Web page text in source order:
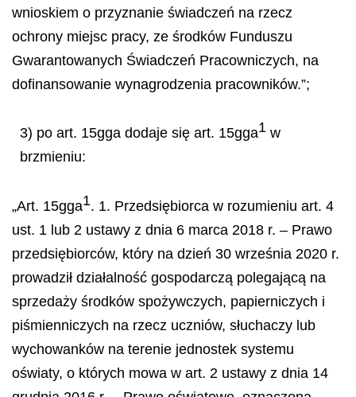
wnioskiem o przyznanie świadczeń na rzecz
ochrony miejsc pracy, ze środków Funduszu
Gwarantowanych Świadczeń Pracowniczych, na
dofinansowanie wynagrodzenia pracowników.”;
3) po art. 15gga dodaje się art. 15gga1 w
brzmieniu:
„Art. 15gga1. 1. Przedsiębiorca w rozumieniu art. 4
ust. 1 lub 2 ustawy z dnia 6 marca 2018 r. – Prawo
przedsiębiorców, który na dzień 30 września 2020 r.
prowadził działalność gospodarczą polegającą na
sprzedaży środków spożywczych, papierniczych i
piśmienniczych na rzecz uczniów, słuchaczy lub
wychowanków na terenie jednostek systemu
oświaty, o których mowa w art. 2 ustawy z dnia 14